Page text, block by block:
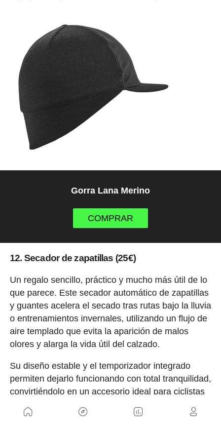
Gorra Lana Merino
COMPRAR
12. Secador de zapatillas (25€)
Un regalo sencillo, práctico y mucho más útil de lo
que parece. Este secador automático de zapatillas
y guantes acelera el secado tras rutas bajo la lluvia
o entrenamientos invernales, utilizando un flujo de
aire templado que evita la aparición de malos
olores y alarga la vida útil del calzado.
Su diseño estable y el temporizador integrado
permiten dejarlo funcionando con total tranquilidad,
convirtiéndolo en un accesorio ideal para ciclistas
frío y humedad.